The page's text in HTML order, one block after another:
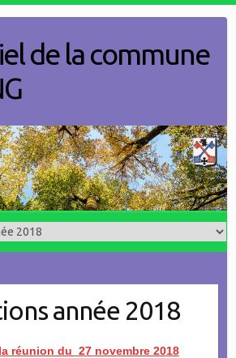
de la commune
année 2018
réunion du 27 novembre 2018